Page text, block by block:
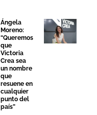
Ángela
Moreno:
“Queremos
que
Victoria
Crea sea
un nombre
que
resuene en
cualquier
punto del
país”